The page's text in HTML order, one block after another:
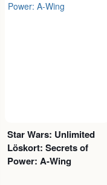
Star Wars: Unlimited
Löskort: Secrets of
Power: A-Wing